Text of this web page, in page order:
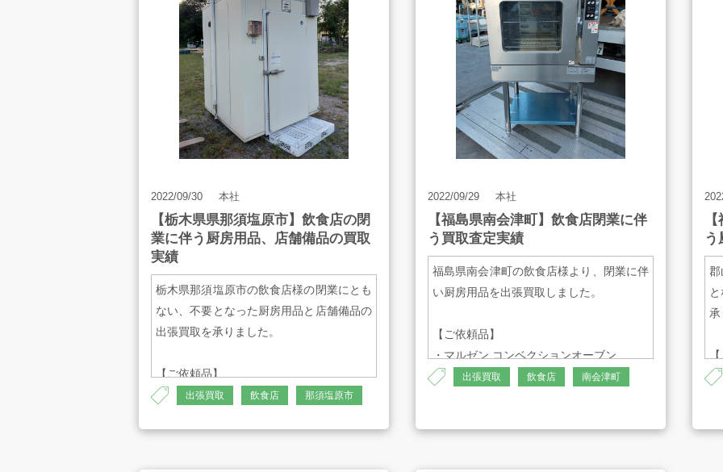
・可動式収納棚
・その他
・ホシザキ コールドテーブル
・ホシザキ 製氷機
2022/09/30 本社
【栃木県県那須塩原市】飲食店の閉
業に伴う厨房用品、店舗備品の買取
実績
栃木県那須塩原市の飲食店様の閉業にとも
ない、不要となった厨房用品と店舗備品の
出張買取を承りました。
【ご依頼品】
・ホシザキ 業務用冷蔵・冷凍庫
・tanico タニコー 業務用一槽シンク
出張買取 飲食店 那須塩原市
2022/09/29 本社
【福島県南会津町】飲食店閉業に伴
う買取査定実績
福島県南会津町の飲食店様より、閉業に伴
い厨房用品を出張買取しました。
【ご依頼品】
・マルゼン コンベクションオーブン
・フクシマガリレイ 業務用コールドテー
出張買取 飲食店 南会津町
郡
承